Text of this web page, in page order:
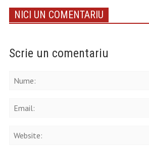
NICI UN COMENTARIU
Scrie un comentariu